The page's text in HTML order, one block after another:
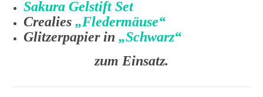
Sakura Gelstift Set
Crealies „Fledermäuse“
Glitzerpapier in „Schwarz“
zum Einsatz.